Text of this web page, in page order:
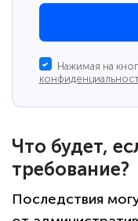
Нажимая на
Что будет,
требование?
Последствия